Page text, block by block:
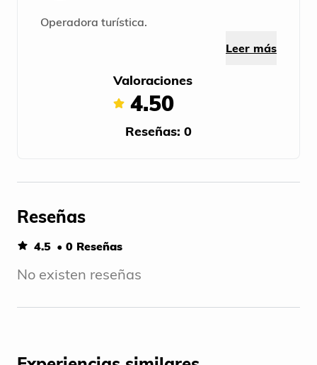
Operadora turística.
Leer más
Valoraciones
4.50
Reseñas: 0
Reseñas
4.5 • 0 Reseñas
No existen reseñas